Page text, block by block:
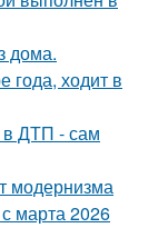
дома.
года, ходит в
в ДТП - сам
модернизма
марта 2026